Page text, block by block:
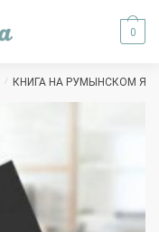
0
/ КНИГА НА РУМЫНСКОМ